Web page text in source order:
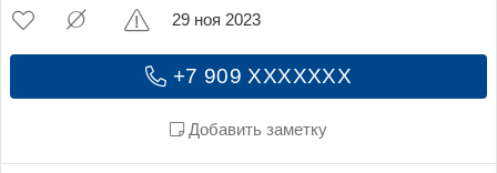
+7 909 XXXXXXX
Добавить заметку
29 ноя 2023